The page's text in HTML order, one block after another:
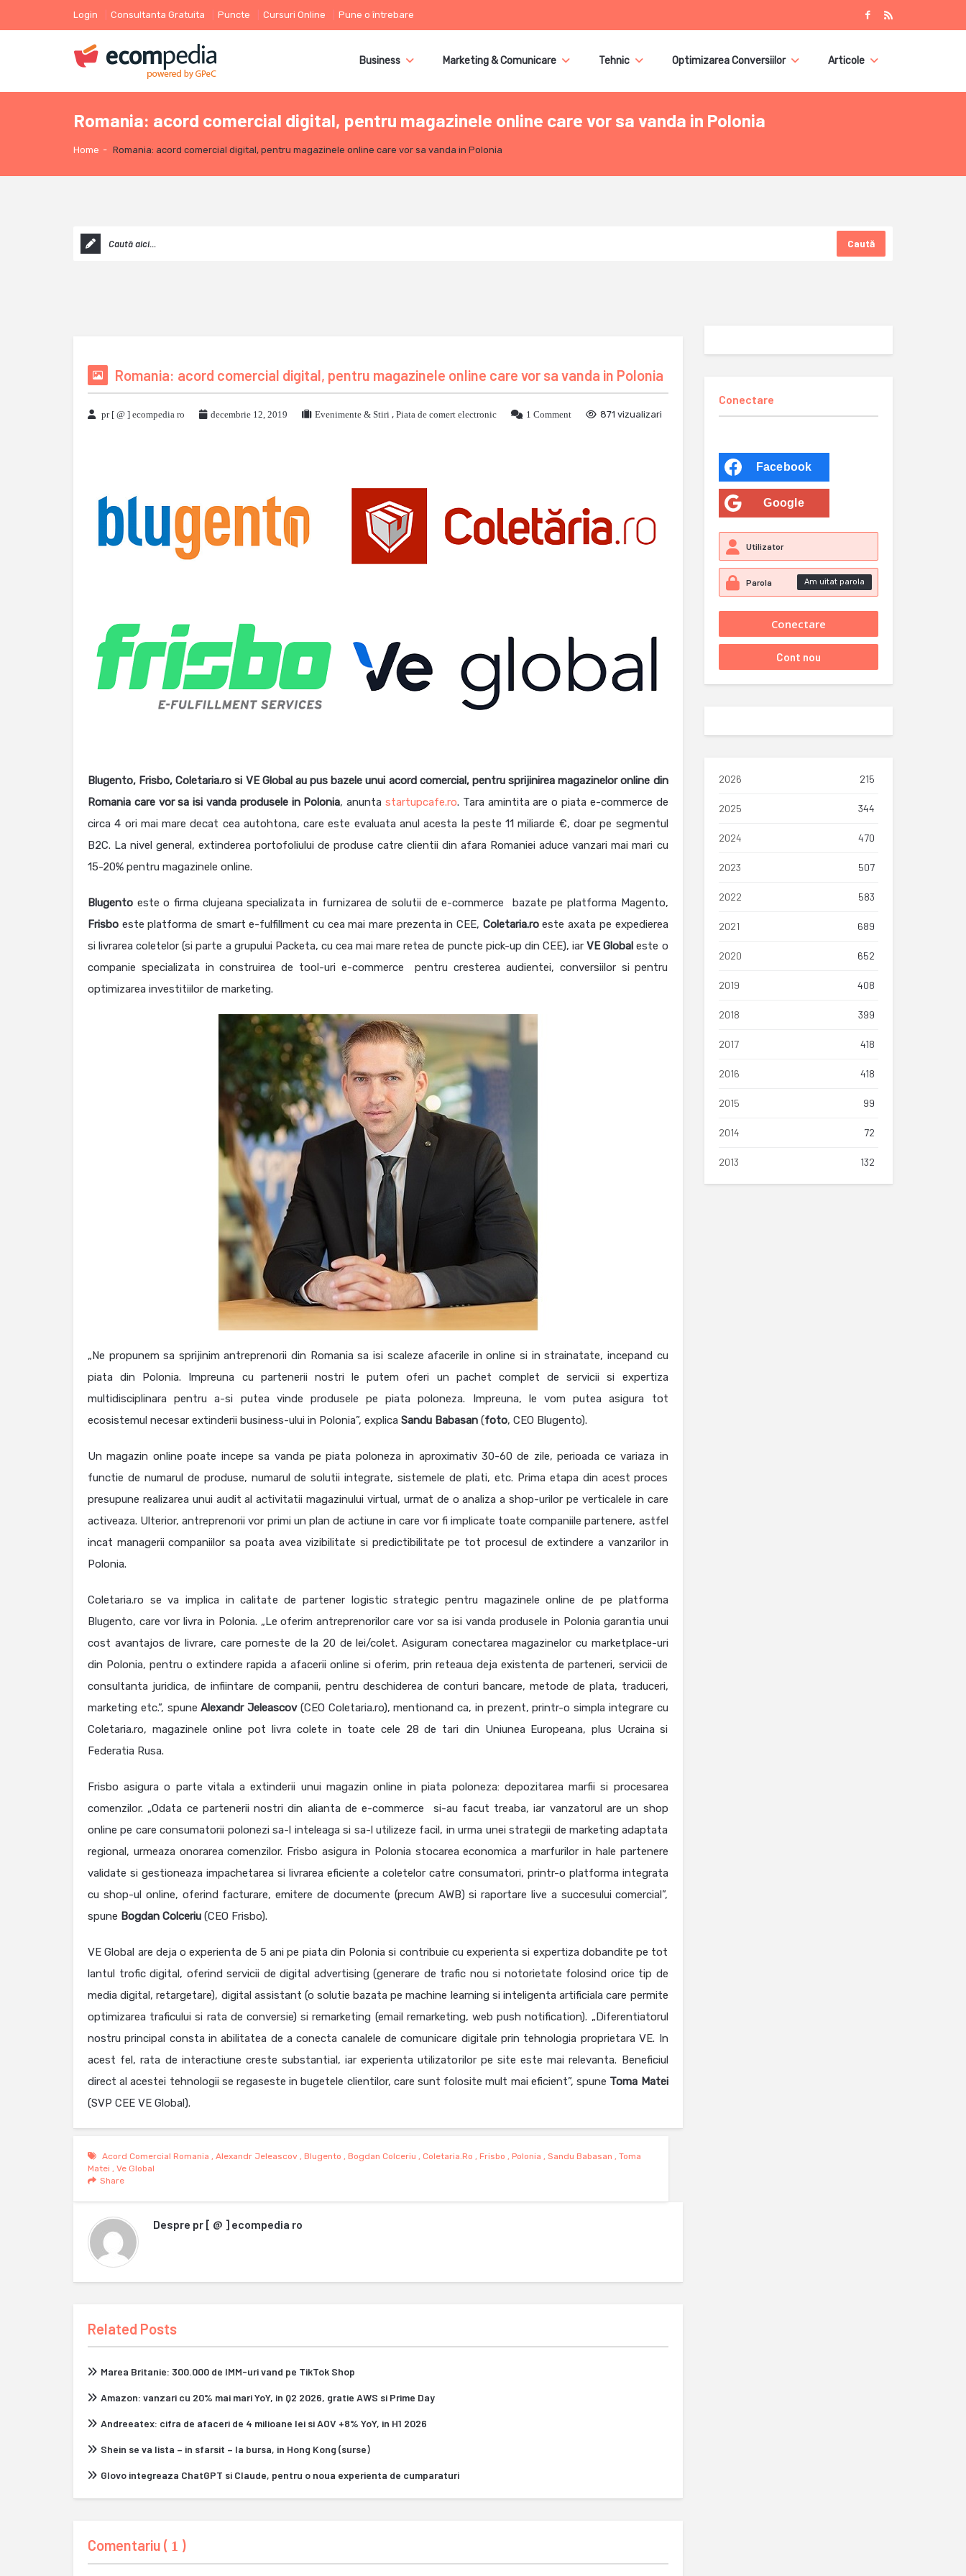
Login Consultanta Gratuita Puncte Cursuri Online Pune o întrebare
Business Marketing & Comunicare Tehnic Optimizarea Conversiilor Articole
Romania: acord comercial digital, pentru magazinele online care vor sa vanda in Polonia
Home - Romania: acord comercial digital, pentru magazinele online care vor sa vanda in Polonia
Caută
Romania: acord comercial digital, pentru magazinele online care vor sa vanda in Polonia
pr [ @ ] ecompedia ro decembrie 12, 2019 Evenimente & Stiri , Piata de comert electronic 1 Comment 871 vizualizari
Blugento, Frisbo, Coletaria.ro si VE Global au pus bazele unui acord comercial, pentru sprijinirea magazinelor online din
Romania care vor sa isi vanda produsele in Polonia, anunta startupcafe.ro. Tara amintita are o piata e-commerce de
circa 4 ori mai mare decat cea autohtona, care este evaluata anul acesta la peste 11 miliarde €, doar pe segmentul
B2C. La nivel general, extinderea portofoliului de produse catre clientii din afara Romaniei aduce vanzari mai mari cu
15-20% pentru magazinele online.
Blugento este o firma clujeana specializata in furnizarea de solutii de e-commerce bazate pe platforma Magento,
Frisbo este platforma de smart e-fulfillment cu cea mai mare prezenta in CEE, Coletaria.roeste axata pe expedierea
si livrarea coletelor (si parte a grupului Packeta, cu cea mai mare retea de puncte pick-up din CEE), iarVE Global este o
companie specializata in construirea de tool-uri e-commerce pentru cresterea audientei, conversiilor si pentru
optimizarea investitiilor de marketing.
„Ne propunem sa sprijinim antreprenorii din Romania sa isi scaleze afacerile in online si in strainatate, incepand cu
piata din Polonia. Impreuna cu partenerii nostri le putem oferi un pachet complet de servicii si expertiza
multidisciplinara pentru a-si putea vinde produsele pe piata poloneza. Impreuna, le vom putea asigura tot
ecosistemul necesar extinderii business-ului in Polonia”, explica Sandu Babasan (foto, CEO Blugento).
Un magazin online poate incepe sa vanda pe piata poloneza in aproximativ 30-60 de zile, perioada ce variaza in
functie de numarul de produse, numarul de solutii integrate, sistemele de plati, etc. Prima etapa din acest proces
presupune realizarea unui audit al activitatii magazinului virtual, urmat de o analiza a shop-urilor pe verticalele in care
activeaza. Ulterior, antreprenorii vor primi un plan de actiune in care vor fi implicate toate companiile partenere, astfel
incat managerii companiilor sa poata avea vizibilitate si predictibilitate pe tot procesul de extindere a vanzarilor in
Polonia.
Coletaria.ro se va implica in calitate de partener logistic strategic pentru magazinele online de pe platforma
Blugento, care vor livra in Polonia. „Le oferim antreprenorilor care vor sa isi vanda produsele in Polonia garantia unui
cost avantajos de livrare, care porneste de la 20 de lei/colet. Asiguram conectarea magazinelor cu marketplace-uri
din Polonia, pentru o extindere rapida a afacerii online si oferim, prin reteaua deja existenta de parteneri, servicii de
consultanta juridica, de infiintare de companii, pentru deschiderea de conturi bancare, metode de plata, traduceri,
marketing etc.”, spuneAlexandr Jeleascov(CEO Coletaria.ro), mentionand ca, in prezent, printr-o simpla integrare cu
Coletaria.ro, magazinele online pot livra colete in toate cele 28 de tari din Uniunea Europeana, plus Ucraina si
Federatia Rusa.
Frisbo asigura o parte vitala a extinderii unui magazin online in piata poloneza: depozitarea marfii si procesarea
comenzilor. „Odata ce partenerii nostri din alianta de e-commerce si-au facut treaba, iar vanzatorul are un shop
online pe care consumatorii polonezi sa-l inteleaga si sa-l utilizeze facil, in urma unei strategii de marketing adaptata
regional, urmeaza onorarea comenzilor. Frisbo asigura in Polonia stocarea economica a marfurilor in hale partenere
validate si gestioneaza impachetarea si livrarea eficiente a coletelor catre consumatori, printr-o platforma integrata
cu shop-ul online, oferind facturare, emitere de documente (precum AWB) si raportare live a succesului comercial”,
spune Bogdan Colceriu (CEO Frisbo).
VE Global are deja o experienta de 5 ani pe piata din Polonia si contribuie cu experienta si expertiza dobandite pe tot
lantul trofic digital, oferind servicii de digital advertising (generare de trafic nou si notorietate folosind orice tip de
media digital, retargetare), digital assistant (o solutie bazata pe machine learning si inteligenta artificiala care permite
optimizarea traficului si rata de conversie) si remarketing (email remarketing, web push notification). „Diferentiatorul
nostru principal consta in abilitatea de a conecta canalele de comunicare digitale prin tehnologia proprietara VE. In
acest fel, rata de interactiune creste substantial, iar experienta utilizatorilor pe site este mai relevanta. Beneficiul
direct al acestei tehnologii se regaseste in bugetele clientilor, care sunt folosite mult mai eficient”, spune Toma Matei
(SVP CEE VE Global).
Acord Comercial Romania , Alexandr Jeleascov , Blugento , Bogdan Colceriu , Coletaria.ro , Frisbo , Polonia , Sandu Babasan , Toma
Matei , Ve Global
Share
Despre pr [ @ ] ecompedia ro
Related Posts
Marea Britanie: 300.000 de IMM-uri vand pe TikTok Shop
Amazon: vanzari cu 20% mai mari YoY, in Q2 2026, gratie AWS si Prime Day
Andreeatex: cifra de afaceri de 4 milioane lei si AOV +8% YoY, in H1 2026
Shein se va lista – in sfarsit – la bursa, in Hong Kong (surse)
Glovo integreaza ChatGPT si Claude, pentru o noua experienta de cumparaturi
Comentariu ( 1 )
Conectare
Facebook
Google
Am uitat parola
2026 215
2025 344
2024 470
2023 507
2022 583
2021 689
2020 652
2019 408
2018 399
2017 418
2016 418
2015 99
2014 72
2013 132